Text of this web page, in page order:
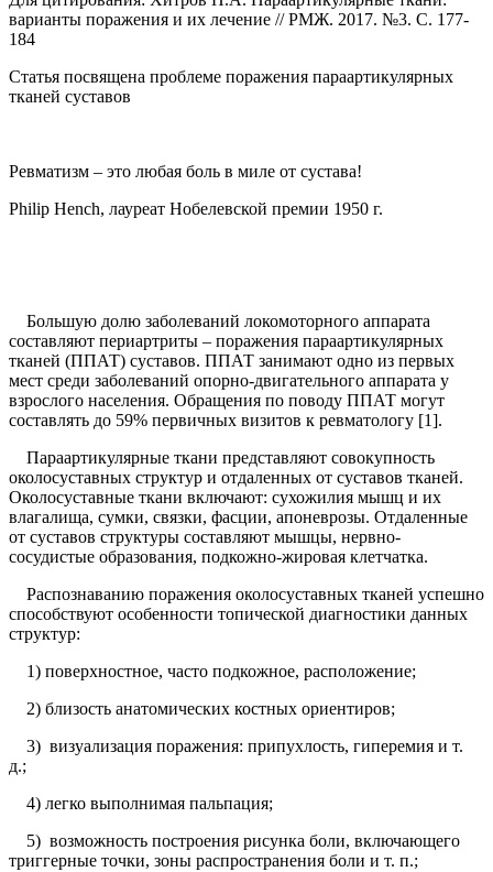
варианты поражения и их лечение // РМЖ. 2017. №3. С. 177-
184
Статья посвящена проблеме поражения параартикулярных
тканей суставов
Ревматизм – это любая боль в миле от сустава!
Philip Hench, лауреат Нобелевской премии 1950 г.
Большую долю заболеваний локомоторного аппарата
составляют периартриты – поражения параартикулярных
тканей (ППАТ) суставов. ППАТ занимают одно из первых
мест среди заболеваний опорно-двигательного аппарата у
взрослого населения. Обращения по поводу ППАТ могут
составлять до 59% первичных визитов к ревматологу [1].
Параартикулярные ткани представляют совокупность
околосуставных структур и отдаленных от суставов тканей.
Околосуставные ткани включают: сухожилия мышц и их
влагалища, сумки, связки, фасции, апоневрозы. Отдаленные
от суставов структуры составляют мышцы, нервно-
сосудистые образования, подкожно-жировая клетчатка.
Распознаванию поражения околосуставных тканей успешно
способствуют особенности топической диагностики данных
структур:
1) поверхностное, часто подкожное, расположение;
2) близость анатомических костных ориентиров;
3) визуализация поражения: припухлость, гиперемия и т.
д.;
4) легко выполнимая пальпация;
5) возможность построения рисунка боли, включающего
триггерные точки, зоны распространения боли и т. п.;